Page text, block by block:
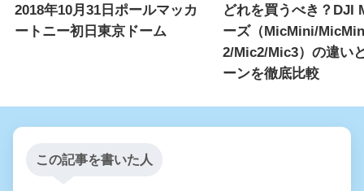
2018年10月31日ポールマッカ
ートニー初日東京ドーム
どれを買うべき？DJI
ーズ（MicMini/
2/Mic2/Mic3）の違い
ーンを徹底比較
この記事を書いた人